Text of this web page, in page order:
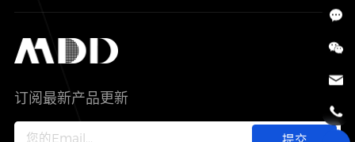
SiC
IC
智能家居
新兴行业
其他信息(PCN)
加入我们
订阅最新产品更新